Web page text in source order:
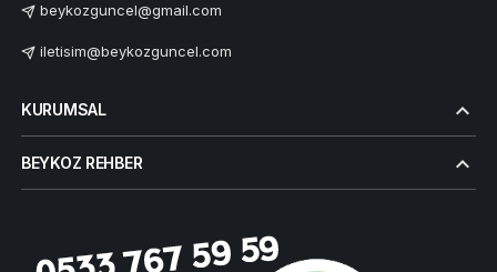
beykozguncel@gmail.com
iletisim@beykozguncel.com
KURUMSAL
BEYKOZ REHBER